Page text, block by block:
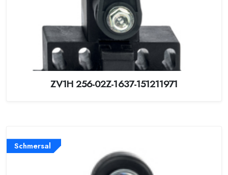
ZV1H 256-02Z-1637-151211971
Schmersal